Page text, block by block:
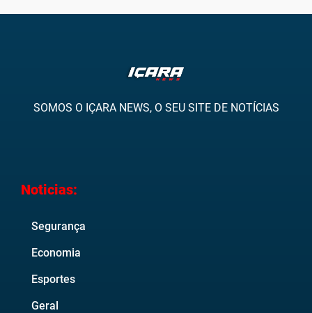
SOMOS O IÇARA NEWS, O SEU SITE DE NOTÍCIAS
Noticias:
Segurança
Economia
Esportes
Geral